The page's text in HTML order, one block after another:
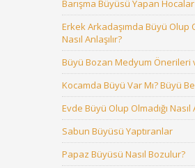
Barışma Büyüsü Yapan Hocalar
Erkek Arkadaşımda Büyü Olup
Nasıl Anlaşılır?
Büyü Bozan Medyum Önerileri
Kocamda Büyü Var Mı? Büyü
Evde Büyü Olup Olmadığı Nasıl
Sabun Büyüsü Yaptıranlar
Papaz Büyüsü Nasıl Bozulur?